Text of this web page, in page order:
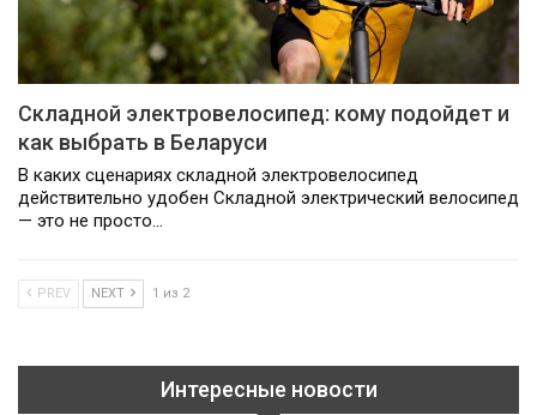
Складной электровелосипед: кому подойдет и
как выбрать в Беларуси
В каких сценариях складной электровелосипед
действительно удобен Складной электрический велосипед
— это не просто…
PREV NEXT 1 из 2
Интересные новости